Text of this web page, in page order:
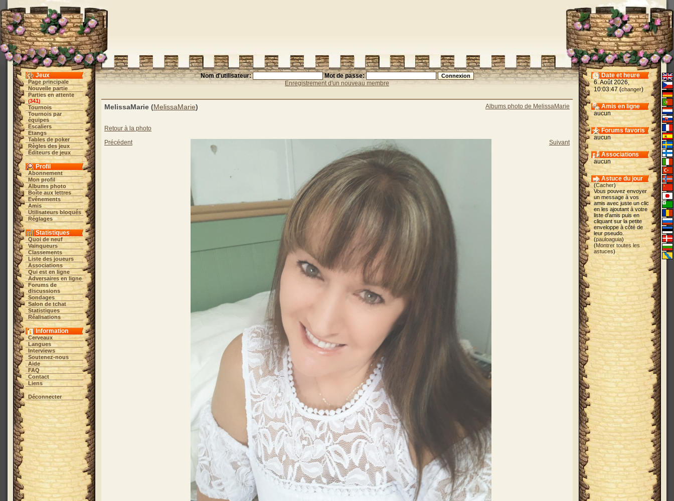
Jeux
Page principale
Nouvelle partie
Parties en attente
(341)
Tournois
Tournois par
équipes
Escaliers
Etangs
Tables de poker
Règles des jeux
Éditeurs de jeux
Profil
Abonnement
Mon profil
Albums photo
Boîte aux lettres
Evénements
Amis
Utilisateurs bloqués
Réglages
Statistiques
Quoi de neuf
Vainqueurs
Classements
Liste des joueurs
Associations
Qui est en ligne
Adversaires en ligne
Forums de
discussions
Sondages
Salon de tchat
Statistiques
Réalisations
Information
Cerveaux
Langues
Interviews
Soutenez-nous
Aide
FAQ
Contact
Liens
Déconnecter
Nom d'utilisateur:
Mot de passe:
Enregistrement d'un nouveau membre
Albums photo de MelissaMarie
MelissaMarie (MelissaMarie)
Retour à la photo
Précédent
Suivant
Date et heure
6. Août 2026,
10:03:47 (changer)
Amis en ligne
aucun
Forums favoris
aucun
Associations
aucun
Astuce du jour
(Cacher)
Vous pouvez envoyer
un message à vos
amis avec juste un clic
en les ajoutant à votre
liste d'amis puis en
cliquant sur la petite
enveloppe à côté de
leur pseudo.
(pauloaguia)
(Montrer toutes les
astuces)